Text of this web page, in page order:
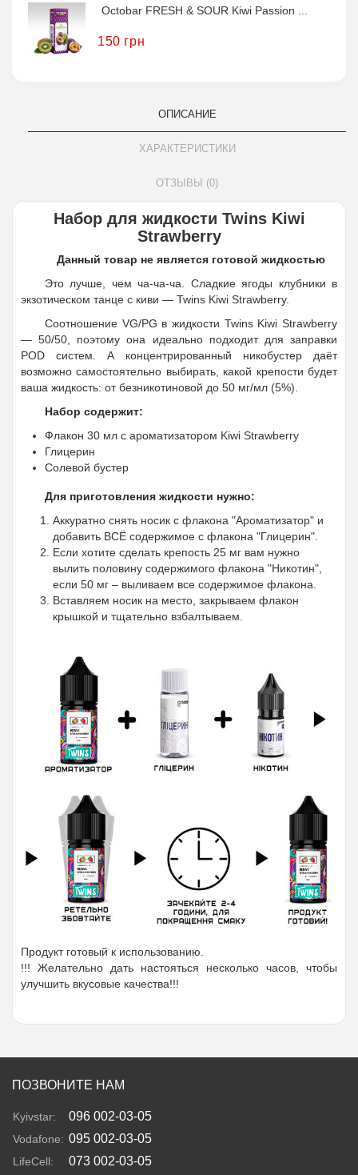
Octobar FRESH & SOUR Kiwi Passion ...
150 грн
ОПИСАНИЕ
ХАРАКТЕРИСТИКИ
ОТЗЫВЫ (0)
Набор для жидкости Twins Kiwi
Strawberry
Данный товар не является готовой жидкостью
Это лучше, чем ча-ча-ча. Сладкие ягоды клубники в
экзотическом танце с киви — Twins Kiwi Strawberry.
Соотношение VG/PG в жидкости Twins Kiwi Strawberry
— 50/50, поэтому она идеально подходит для заправки
POD систем. А концентрированный никобустер даёт
возможно самостоятельно выбирать, какой крепости будет
ваша жидкость: от безникотиновой до 50 мг/мл (5%).
Набор содержит:
Флакон 30 мл с ароматизатором Kiwi Strawberry
Глицерин
Солевой бустер
Для приготовления жидкости нужно:
Аккуратно снять носик с флакона "Ароматизатор" и
добавить ВСЁ содержимое с флакона "Глицерин".
Если хотите сделать крепость 25 мг вам нужно
вылить половину содержимого флакона "Никотин",
если 50 мг – выливаем все содержимое флакона.
Вставляем носик на место, закрываем флакон
крышкой и тщательно взбалтываем.
Продукт готовый к использованию.
!!! Желательно дать настояться несколько часов, чтобы
улучшить вкусовые качества!!!
ПОЗВОНИТЕ НАМ
Kyivstar: 096 002-03-05
Vodafone: 095 002-03-05
LifeCell: 073 002-03-05